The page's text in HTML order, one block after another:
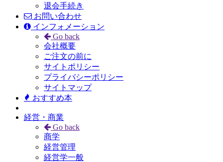
退会手続き
お問い合わせ
インフォメーション
Go back
会社概要
ご注文の前に
サイトポリシー
プライバシーポリシー
サイトマップ
おすすめ本
経営・商業
Go back
商学
経営管理
経営学一般